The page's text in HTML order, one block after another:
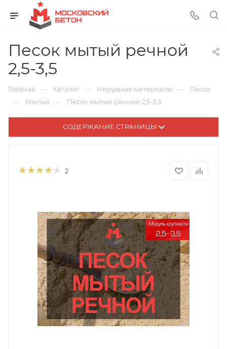
Песок мытый речной
2,5-3,5
Главная — Каталог — Нерудные материалы — Песок
— Мытый — Песок мытый речной 2,5-3,5
СОДЕРЖАНИЕ СТРАНИЦЫ
2